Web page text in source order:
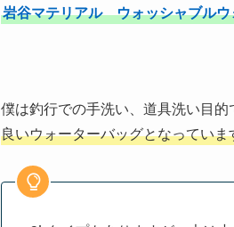
岩谷マテリアル ウォッシャブルウ
僕は釣行での手洗い、道具洗い目的
良いウォーターバッグとなっていま